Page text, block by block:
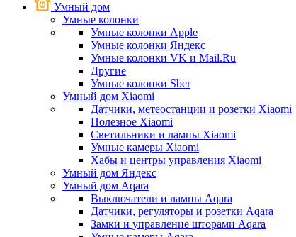
Умный дом
Умные колонки
Умные колонки Apple
Умные колонки Яндекс
Умные колонки VK и Mail.Ru
Другие
Умные колонки Sber
Умный дом Xiaomi
Датчики, метеостанции и розетки Xiaomi
Полезное Xiaomi
Светильники и лампы Xiaomi
Умные камеры Xiaomi
Хабы и центры управления Xiaomi
Умный дом Яндекс
Умный дом Aqara
Выключатели и лампы Aqara
Датчики, регуляторы и розетки Aqara
Замки и управление шторами Aqara